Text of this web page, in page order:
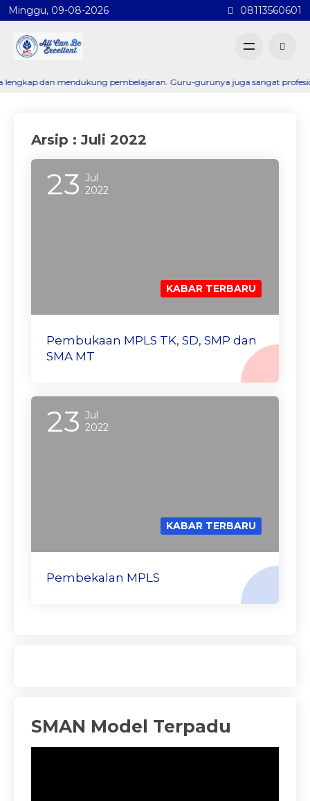
Minggu, 09-08-2026 08113560601
dan mendukung pembelajaran. Guru-gurunya juga sangat
Arsip : Juli 2022
23 Jul
2022
KABAR TERBARU
Pembukaan MPLS TK, SD, SMP dan
SMA MT
23 Jul
2022
KABAR TERBARU
Pembekalan MPLS
SMAN Model Terpadu